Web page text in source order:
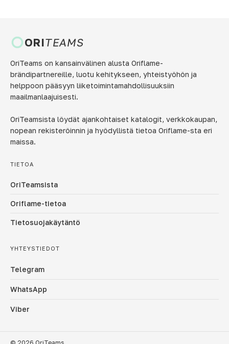
ORITEAMS
OriTeams on kansainvälinen alusta Oriflame-
brändipartnereille, luotu kehitykseen, yhteistyöhön ja
helppoon pääsyyn liiketoimintamahdollisuuksiin
maailmanlaajuisesti.
OriTeamsista löydät ajankohtaiset katalogit, verkkokaupan,
nopean rekisteröinnin ja hyödyllistä tietoa Oriflame-sta eri
maissa.
TIETOA
OriTeamsista
Oriflame-tietoa
Tietosuojakäytäntö
YHTEYSTIEDOT
Telegram
WhatsApp
Viber